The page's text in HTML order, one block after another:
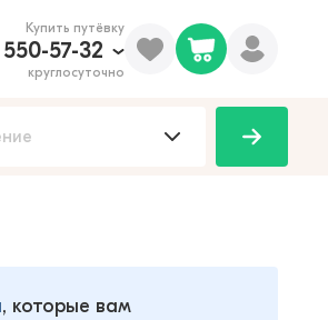
Купить путёвку
57-32
круглосуточно
, которые вам